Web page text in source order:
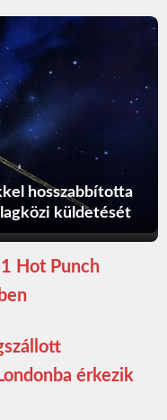
hosszabbította
küldetését
Hot Punch
érkezik